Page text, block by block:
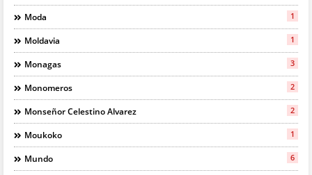
Moda 1
Moldavia 1
Monagas 3
Monomeros 2
Monseñor Celestino Alvarez 2
Moukoko 1
Mundo 6